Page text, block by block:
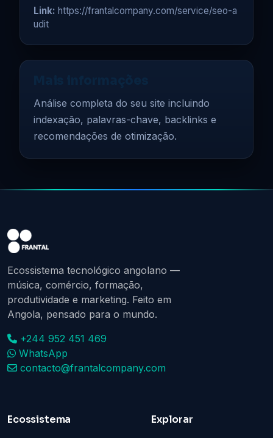
Link: https://frantalcompany.com/service/seo-a
udit
Análise completa do seu site incluindo
indexação, palavras-chave, backlinks e
recomendações de otimização.
Ecossistema tecnológico angolano —
música, comércio, formação,
produtividade e marketing. Feito em
Angola, pensado para o mundo.
+244 952 451 469
WhatsApp
contacto@frantalcompany.com
Ecossistema Explorar